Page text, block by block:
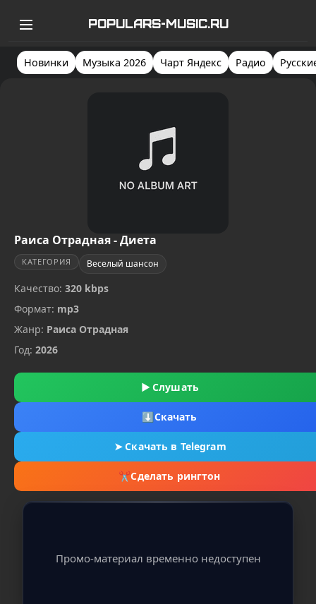
POPULARS-MUSIC.RU
Новинки Музыка 2026 Чарт Яндекс Радио
Раиса Отрадная - Диета
КАТЕГОРИЯ Веселый шансон
Качество: 320 kbps
Формат: mp3
Жанр: Раиса Отрадная
Год: 2026
▶ Слушать
⬇Скачать
➤Скачать в Telegram
✂Сделать рингтон
Промо-материал временно недоступен